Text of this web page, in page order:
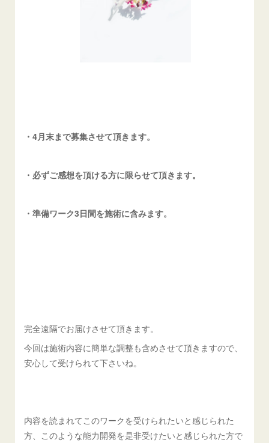
・4月末まで募集させて頂きます。
・必ずご感想を頂ける方に限らせて頂きます。
・準備ワーク3日間を施術に含みます。
完全遠隔でお届けさせて頂きます。
今回は施術内容に簡単な調整も含めさせて頂きますので、
安心して受けられて下さいね。
内容を読まれてこのワークを受けられたいと感じられた
方、このような能力開発を是非受けたいと感じられた方で